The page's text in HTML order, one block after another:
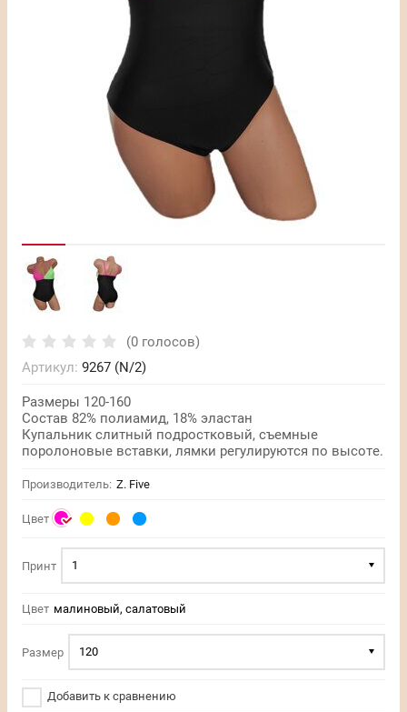
(0 голосов)
Артикул: 9267 (N/2)
Размеры 120-160
Состав 82% полиамид, 18% эластан
Купальник слитный подростковый, съемные
поролоновые вставки, лямки регулируются по высоте.
Производитель: Z. Five
Цвет
Принт 1
Цвет малиновый, салатовый
Размер 120
Добавить к сравнению